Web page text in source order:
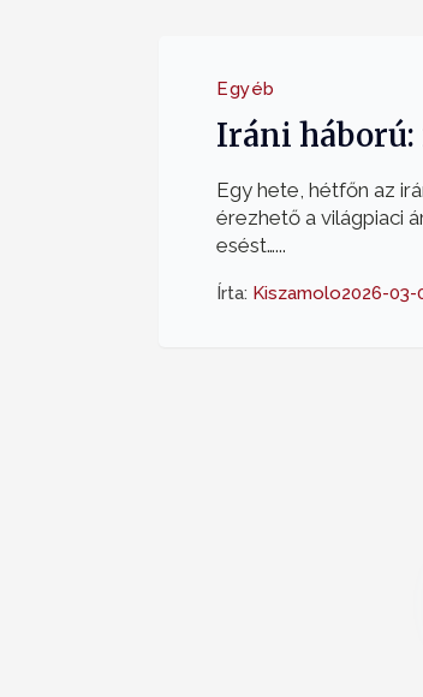
Egyéb
Iráni háború:
Egy hete, hétfőn az
érezhető a világpiaci
esést…...
Írta: Kiszamolo2026-03-